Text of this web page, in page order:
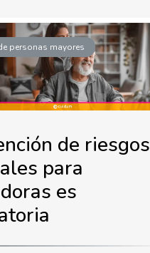
personas mayores
de riesgos
para
es